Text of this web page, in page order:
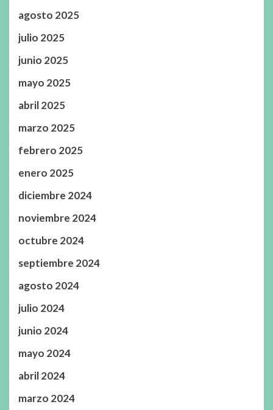
agosto 2025
julio 2025
junio 2025
mayo 2025
abril 2025
marzo 2025
febrero 2025
enero 2025
diciembre 2024
noviembre 2024
octubre 2024
septiembre 2024
agosto 2024
julio 2024
junio 2024
mayo 2024
abril 2024
marzo 2024